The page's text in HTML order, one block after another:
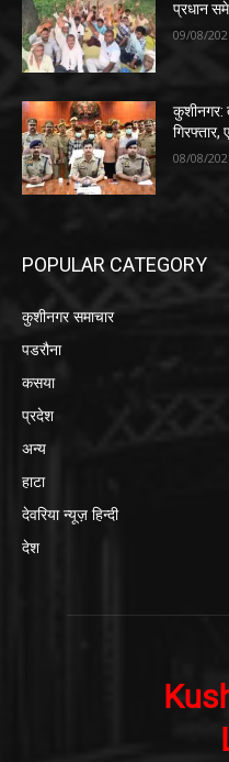
प्रधान
09/08/
कुशीनगर:
गिरफ्तार,
08/08/
POPULAR CATEGORY
कुशीनगर समाचार
पडरौना
कसया
प्रदेश
अन्य
हाटा
देवरिया न्यूज़ हिन्दी
देश